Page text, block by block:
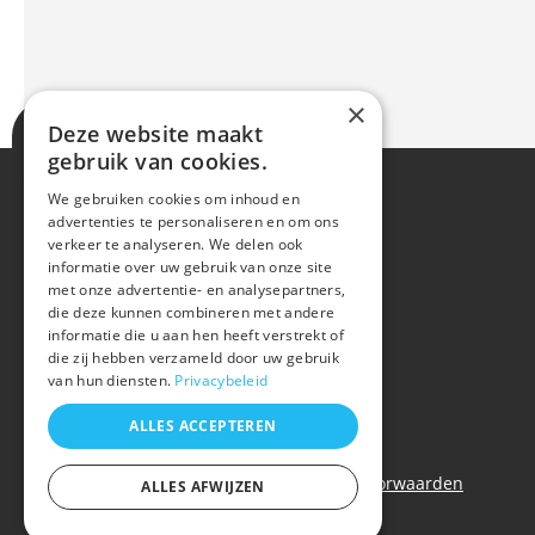
Privacy policy |Cookie policy| Algemene voorwaarden
×
Deze website maakt
gebruik van cookies.
We gebruiken cookies om inhoud en
advertenties te personaliseren en om ons
verkeer te analyseren. We delen ook
informatie over uw gebruik van onze site
met onze advertentie- en analysepartners,
die deze kunnen combineren met andere
informatie die u aan hen heeft verstrekt of
die zij hebben verzameld door uw gebruik
van hun diensten. Privacybeleid
ALLES ACCEPTEREN
ALLES AFWIJZEN